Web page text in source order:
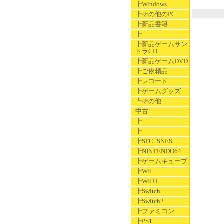
┣Windows
┣その他のPC
┣新品書籍
┣__
┣新品ゲームサン
トラCD
┣新品ゲームDVD
┣ご依頼品
┣レコード
┣ゲームグッズ
┗その他
中古
┣
┣
┣SFC_SNES
┣NINTENDO64
┣ゲームキューブ
┣Wii
┣Wii U
┣Switch
┣Switch2
┣ファミコン
┣PS1